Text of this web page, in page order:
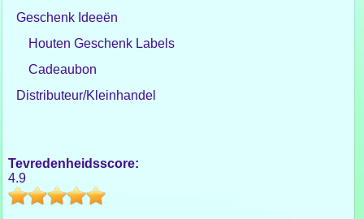
Geschenk Ideeën
Houten Geschenk Labels
Cadeaubon
Distributeur/Kleinhandel
Tevredenheidsscore:
4.9